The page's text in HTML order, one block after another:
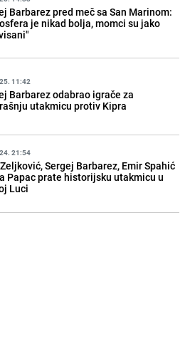
Barbarez pred meč sa San Marinom:
je nikad bolja, momci su jako
11:42
Barbarez odabrao igrače za
utakmicu protiv Kipra
21:54
Sergej Barbarez, Emir Spahić
Papac prate historijsku utakmicu u
Luci